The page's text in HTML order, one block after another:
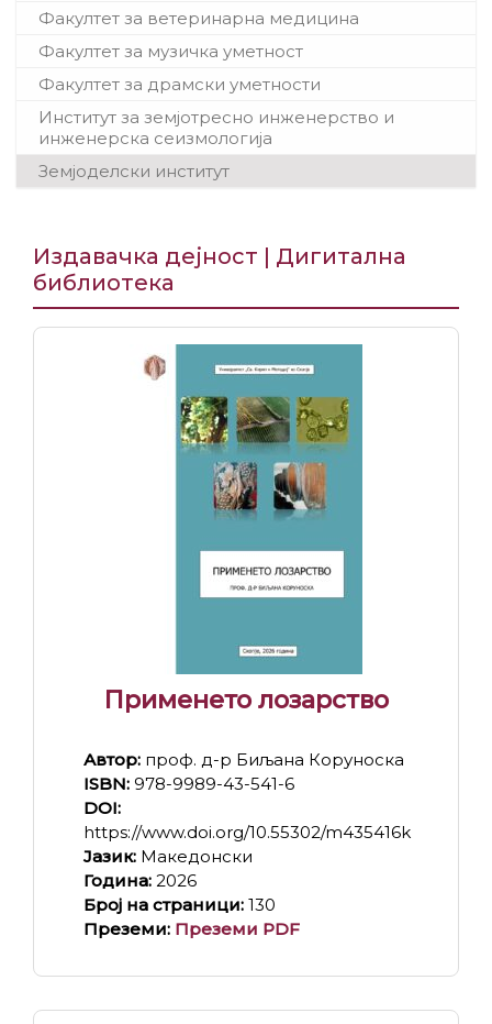
Факултет за ветеринарна медицина
Факултет за музичка уметност
Факултет за драмски уметности
Институт за земјотресно инженерство и
инженерска сеизмологија
Земјоделски институт
Издавачка дејност | Дигитална
библиотека
Применето лозарство
Автор: проф. д-р Биљана Коруноска
ISBN: 978-9989-43-541-6
DOI:
https://www.doi.org/10.55302/m435416k
Јазик: Македонски
Година: 2026
Број на страници: 130
Преземи: Преземи PDF